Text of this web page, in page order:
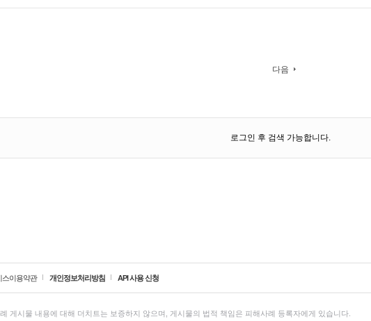
다음
로그인 후 검색 가능합니다.
스이용약관 개인정보처리방침 API 사용 신청
게시물 내용에 대해 더치트는 보증하지 않으며, 게시물의 법적 책임은 피해사례 등록자에게 있습니다.